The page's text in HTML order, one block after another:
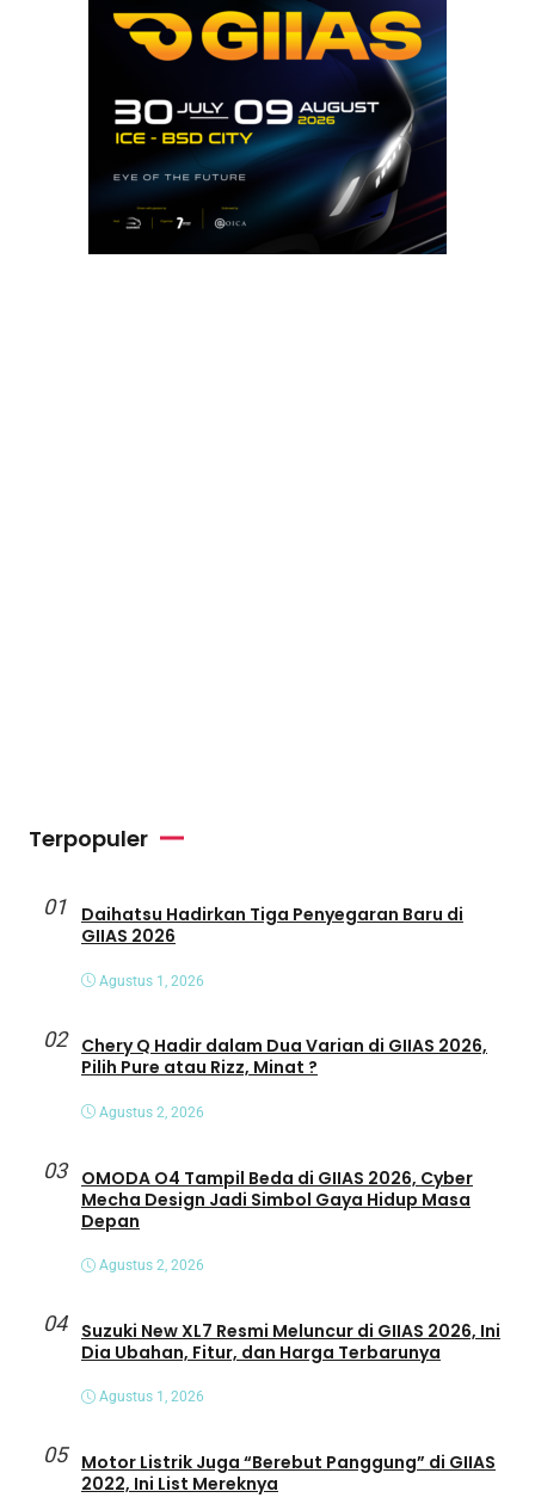
Terpopuler
01
Daihatsu Hadirkan Tiga Penyegaran Baru di
GIIAS 2026
Agustus 1, 2026
02
Chery Q Hadir dalam Dua Varian di GIIAS 2026,
Pilih Pure atau Rizz, Minat ?
Agustus 2, 2026
03
OMODA O4 Tampil Beda di GIIAS 2026, Cyber
Mecha Design Jadi Simbol Gaya Hidup Masa
Depan
Agustus 2, 2026
04
Suzuki New XL7 Resmi Meluncur di GIIAS 2026, Ini
Dia Ubahan, Fitur, dan Harga Terbarunya
Agustus 1, 2026
05
Motor Listrik Juga “Berebut Panggung” di GIIAS
2022, Ini List Mereknya